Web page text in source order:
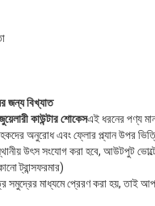
জন্য বিখ্যাত
কাউন্টার শোকেসএই ধরনের পণ্য
অনুরোধ এবং ফ্লোর প্ল্যান উপর
উৎস সংযোগ করা হবে, আউটপুট
ট্রান্সফরমার)
মাধ্যমে প্রেরণ করা হয়, তাই